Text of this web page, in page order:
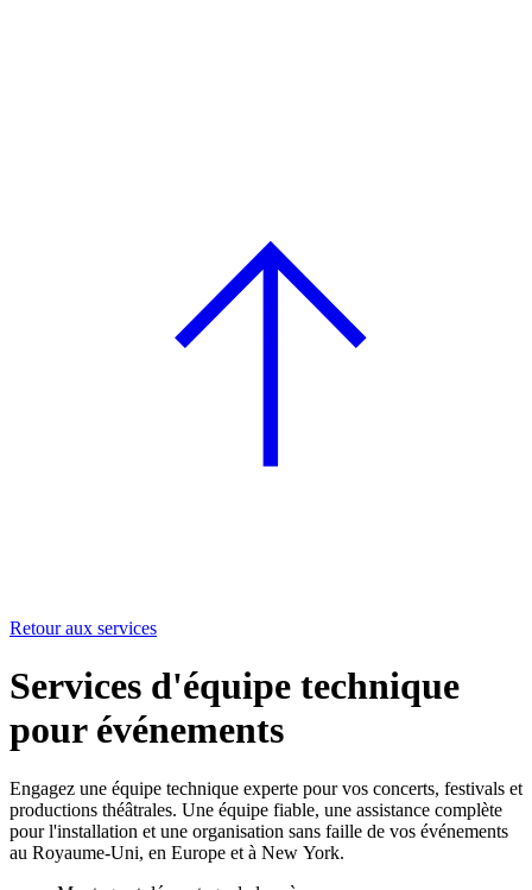
Retour aux services
Services d'équipe technique
pour événements
Engagez une équipe technique experte pour vos concerts, festivals et
productions théâtrales. Une équipe fiable, une assistance complète
pour l'installation et une organisation sans faille de vos événements
au Royaume-Uni, en Europe et à New York.